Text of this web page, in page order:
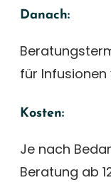
Danach:
für
Kosten:
Je nach
Beratung ab